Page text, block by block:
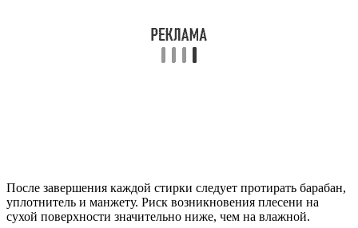
После завершения каждой стирки следует протирать барабан,
уплотнитель и манжету. Риск возникновения плесени на
сухой поверхности значительно ниже, чем на влажной.